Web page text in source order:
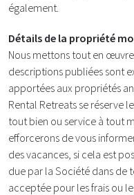
également.
Détails de la propriété
Nous mettons tout en
descriptions publiées sont
apportées aux propriétés
Rental Retreats se réserve
tout bien ou service à tout
efforcerons de vous
des vacances, si cela est
due par la Société dans de
acceptée pour les frais ou